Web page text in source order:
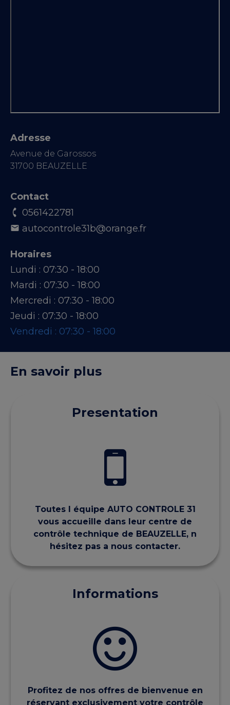
Adresse
Avenue de Garossos
31700 BEAUZELLE
Contact
0561422781
autocontrole31b@orange.fr
Horaires
Lundi : 07:30 - 18:00
Mardi : 07:30 - 18:00
Mercredi : 07:30 - 18:00
Jeudi : 07:30 - 18:00
Vendredi : 07:30 - 18:00
En savoir plus
Presentation
Toutes l équipe AUTO CONTROLE 31
vous accueille dans leur centre de
contrôle technique de BEAUZELLE, n
hésitez pas a nous contacter.
Informations
Profitez de nos offres de bienvenue en
réservant exclusivement votre contrôle